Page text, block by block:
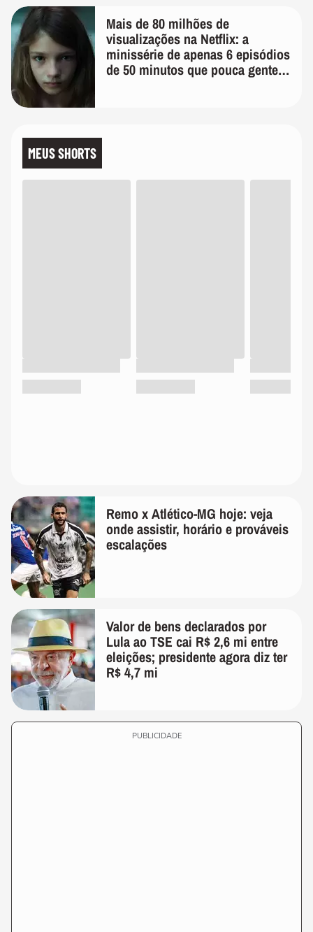
Mais de 80 milhões de
visualizações na Netflix: a
minissérie de apenas 6 episódios
de 50 minutos que pouca gente
MEUS SHORTS
Remo x Atlético-MG hoje: veja
onde assistir, horário e prováveis
escalações
Valor de bens declarados por
Lula ao TSE cai R$ 2,6 mi entre
eleições; presidente agora diz ter
R$ 4,7 mi
PUBLICIDADE